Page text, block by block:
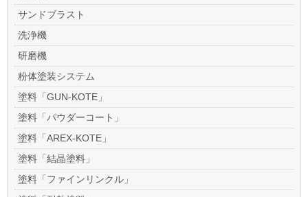
サンドブラスト
洗浄機
研磨機
粉体塗装システム
塗料「GUN-KOTE」
塗料「パウダーコート」
塗料「AREX-KOTE」
塗料「結晶塗料」
塗料「ファインリンクル」